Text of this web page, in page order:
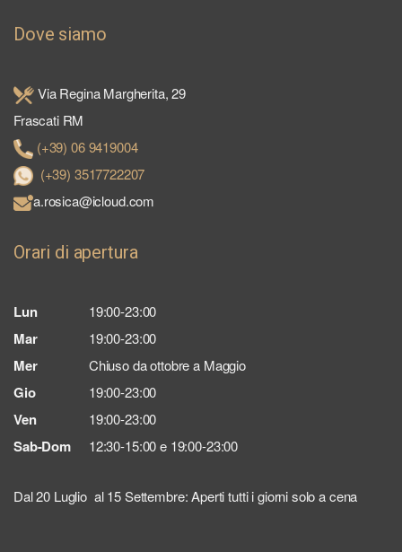
Dove siamo
Via Regina Margherita, 29
Frascati RM
(+39) 06 9419004
(+39) 3517722207
a.rosica@icloud.com
Orari di apertura
Lun 19:00-23:00
Mar 19:00-23:00
Mer Chiuso da ottobre a Maggio
Gio 19:00-23:00
Ven 19:00-23:00
Sab-Dom 12:30-15:00 e 19:00-23:00
Dal 20 Luglio al 15 Settembre: Aperti tutti i giorni solo a cena